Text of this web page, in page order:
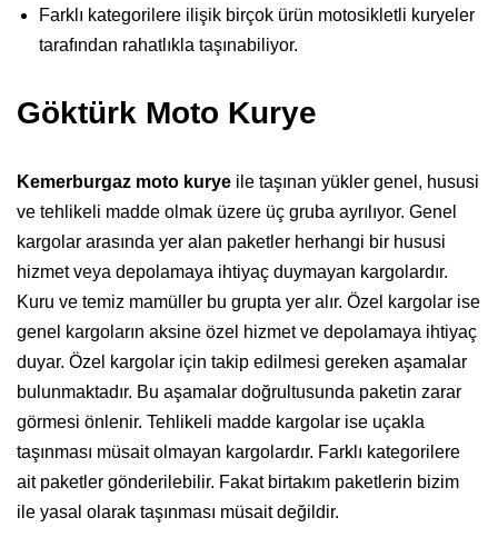
Farklı kategorilere ilişik birçok ürün motosikletli kuryeler
tarafından rahatlıkla taşınabiliyor.
Göktürk Moto Kurye
Kemerburgaz moto kurye ile taşınan yükler genel, hususi
ve tehlikeli madde olmak üzere üç gruba ayrılıyor. Genel
kargolar arasında yer alan paketler herhangi bir hususi
hizmet veya depolamaya ihtiyaç duymayan kargolardır.
Kuru ve temiz mamüller bu grupta yer alır. Özel kargolar ise
genel kargoların aksine özel hizmet ve depolamaya ihtiyaç
duyar. Özel kargolar için takip edilmesi gereken aşamalar
bulunmaktadır. Bu aşamalar doğrultusunda paketin zarar
görmesi önlenir. Tehlikeli madde kargolar ise uçakla
taşınması müsait olmayan kargolardır. Farklı kategorilere
ait paketler gönderilebilir. Fakat birtakım paketlerin bizim
ile yasal olarak taşınması müsait değildir.